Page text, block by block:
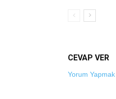
CEVAP VER
Yorum